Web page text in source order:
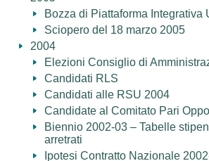
Bozza di Piattaforma Integrativa
Sciopero del 18 marzo 2005
2004
Elezioni Consiglio di
Candidati RLS
Candidati alle RSU 2004
Candidate al Comitato Pari
Biennio 2002-03 – Tabelle
arretrati
Ipotesi Contratto Nazionale